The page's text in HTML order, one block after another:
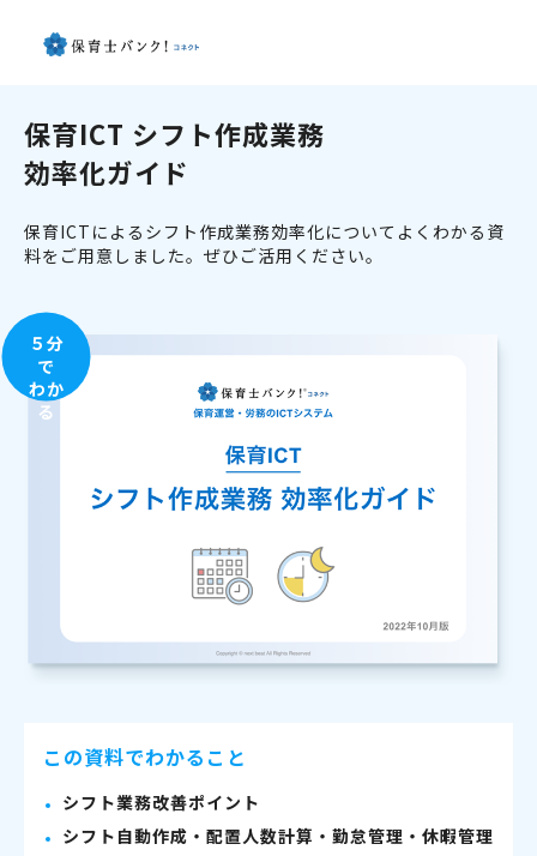
保育ICT シフト作成業務
効率化ガイド
保育ICTによるシフト作成業務効率化についてよくわかる資
料をご用意しました。ぜひご活用ください。
５分
で
わか
る
この資料でわかること
シフト業務改善ポイント
シフト自動作成・配置人数計算・勤怠管理・休暇管理